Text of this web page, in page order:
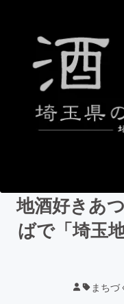
地酒好きあ
ばで「埼玉
まち